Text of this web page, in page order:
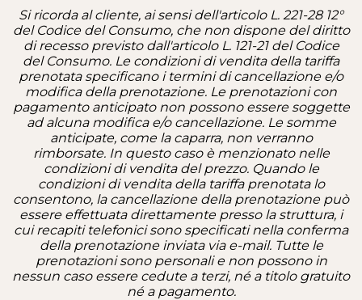
Si ricorda al cliente, ai sensi dell'articolo L. 221-28 12°
del Codice del Consumo, che non dispone del diritto
di recesso previsto dall'articolo L. 121-21 del Codice
del Consumo. Le condizioni di vendita della tariffa
prenotata specificano i termini di cancellazione e/o
modifica della prenotazione. Le prenotazioni con
pagamento anticipato non possono essere soggette
ad alcuna modifica e/o cancellazione. Le somme
anticipate, come la caparra, non verranno
rimborsate. In questo caso è menzionato nelle
condizioni di vendita del prezzo. Quando le
condizioni di vendita della tariffa prenotata lo
consentono, la cancellazione della prenotazione può
essere effettuata direttamente presso la struttura, i
cui recapiti telefonici sono specificati nella conferma
della prenotazione inviata via e-mail. Tutte le
prenotazioni sono personali e non possono in
nessun caso essere cedute a terzi, né a titolo gratuito
né a pagamento.